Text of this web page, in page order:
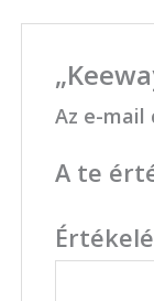
Az e-mail
A te